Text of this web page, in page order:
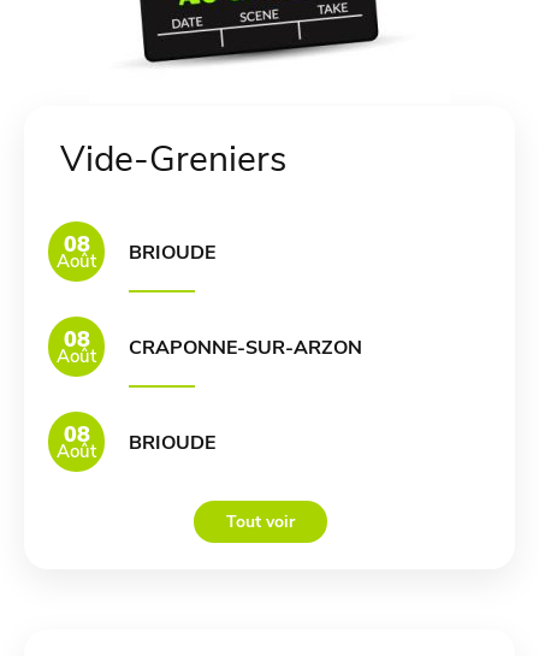
Vide-Greniers
08
Août BRIOUDE
08
Août CRAPONNE-SUR-ARZON
08
Août BRIOUDE
Tout voir